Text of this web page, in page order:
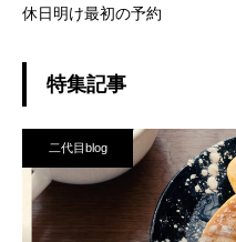
休日明け最初の予約
特集記事
二代目blog